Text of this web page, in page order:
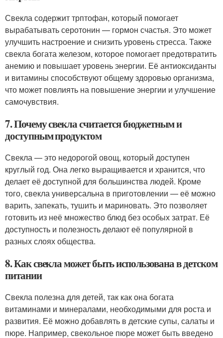
Свекла содержит трптофан, который помогает
вырабатывать серотонин — гормон счастья. Это может
улучшить настроение и снизить уровень стресса. Также
свекла богата железом, которое помогает предотвратить
анемию и повышает уровень энергии. Её антиоксиданты
и витамины способствуют общему здоровью организма,
что может повлиять на повышение энергии и улучшение
самочувствия.
7. Почему свекла считается бюджетным и
доступным продуктом
Свекла — это недорогой овощ, который доступен
круглый год. Она легко выращивается и хранится, что
делает её доступной для большинства людей. Кроме
того, свекла универсальна в приготовлении — её можно
варить, запекать, тушить и мариновать. Это позволяет
готовить из неё множество блюд без особых затрат. Её
доступность и полезность делают её популярной в
разных слоях общества.
8. Как свекла может быть использована в детском
питании
Свекла полезна для детей, так как она богата
витаминами и минералами, необходимыми для роста и
развития. Её можно добавлять в детские супы, салаты и
пюре. Например, свекольное пюре может быть введено